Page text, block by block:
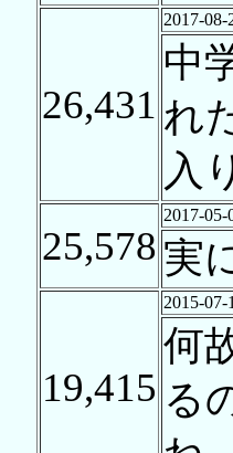
26,431
2017-08-
中
れ
入
25,578
2017-05-
実
19,415
2015-07-
何
る